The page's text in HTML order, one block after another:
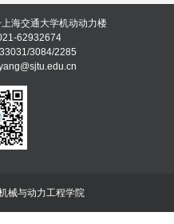
海交通大学机动动力楼
62932674
3084/2285
械与动力工程学院